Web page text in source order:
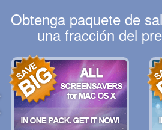
Obtenga paquete de
una fracción del